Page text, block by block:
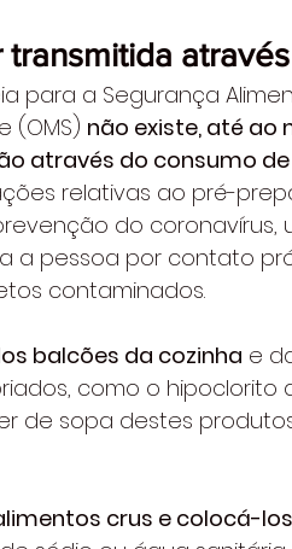
transmitida
para a Segurança
(OMS) não existe, até ao
através do consumo
relativas ao pré-
do coronavírus,
a pessoa por contato
contaminados.
balcões da cozinha e
como o hipoclorito
de sopa destes
crus e colocá-